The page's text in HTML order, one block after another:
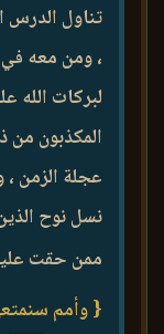
تناول الدرس
، ومن معه
لبركات الله
المكذبون من
عجلة الزمن
نسل نوح
ممن حقت
{ وأمم